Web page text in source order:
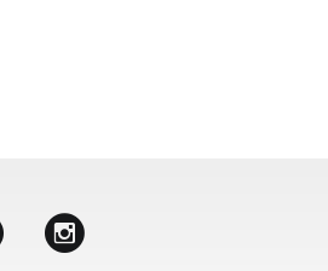
Facebook